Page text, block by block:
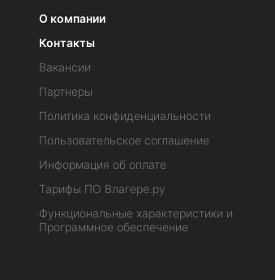
О компании
Контакты
Вакансии
Партнеры
Политика конфиденциальности
Пользовательское соглашение
Информация об оплате
Тарифы ПО Влагере.ру
Функциональные характеристики и
Программное обеспечение